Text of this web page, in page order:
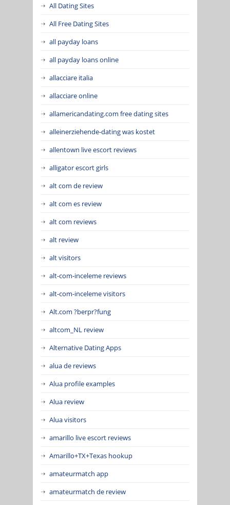
All Dating Sites
All Free Dating Sites
all payday loans
all payday loans online
allacciare italia
allacciare online
allamericandating.com free dating sites
alleinerziehende-dating was kostet
allentown live escort reviews
alligator escort girls
alt com de review
alt com es review
alt com reviews
alt review
alt visitors
alt-com-inceleme reviews
alt-com-inceleme visitors
Alt.com ?berpr?fung
altcom_NL review
Alternative Dating Apps
alua de reviews
Alua profile examples
Alua review
Alua visitors
amarillo live escort reviews
Amarillo+TX+Texas hookup
amateurmatch app
amateurmatch de review